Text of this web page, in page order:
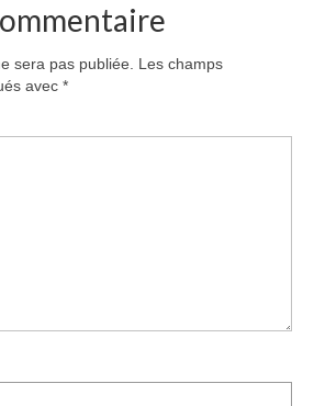
sera pas publiée.
Les champs
avec *